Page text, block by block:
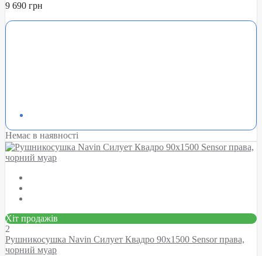
9 690 грн
Немає в наявності
Хіт продажів
2
Рушникосушка Navin Силует Квадро 90х1500 Sensor права,
чорний муар